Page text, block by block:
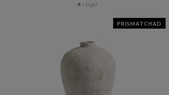
I lager
PRISMATCHAD